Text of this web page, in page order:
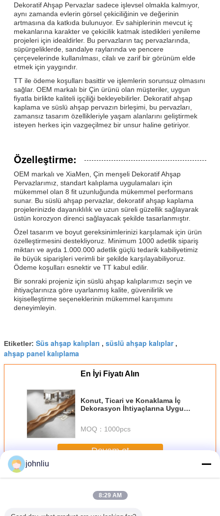
Dekoratif Ahşap Pervazlar sadece işlevsel olmakla kalmıyor,
aynı zamanda evlerin görsel çekiciliğinin ve değerinin
artmasına da katkıda bulunuyor. Ev sahiplerinin mevcut iç
mekanlarına karakter ve çekicilik katmak istedikleri yenileme
projeleri için idealdirler. Bu pervazların taç pervazlarında,
süpürgeliklerde, sandalye raylarında ve pencere
çerçevelerinde kullanılması, cilalı ve zarif bir görünüm elde
etmek için yaygındır.
TT ile ödeme koşulları basittir ve işlemlerin sorunsuz olmasını
sağlar. OEM markalı bir Çin ürünü olan müşteriler, uygun
fiyatla birlikte kaliteli işçiliği bekleyebilirler. Dekoratif ahşap
kaplama ve süslü ahşap pervazın birleşimi, bu pervazları,
zamansız tasarım özellikleriyle yaşam alanlarını geliştirmek
isteyen herkes için vazgeçilmez bir unsur haline getiriyor.
Özelleştirme:
OEM markalı ve XiaMen, Çin menşeli Dekoratif Ahşap
Pervazlarımız, standart kalıplama uygulamaları için
mükemmel olan 8 fit uzunluğunda mükemmel performans
sunar. Bu süslü ahşap pervazlar, dekoratif ahşap kaplama
projelerinizde dayanıklılık ve uzun süreli güzellik sağlayarak
üstün korozyon direnci sağlayacak şekilde tasarlanmıştır.
Özel tasarım ve boyut gereksinimlerinizi karşılamak için ürün
özelleştirmesini destekliyoruz. Minimum 1000 adetlik sipariş
miktarı ve ayda 1.000.000 adetlik güçlü tedarik kabiliyetimiz
ile büyük siparişleri verimli bir şekilde karşılayabiliyoruz.
Ödeme koşulları esnektir ve TT kabul edilir.
Bir sonraki projeniz için süslü ahşap kalıplarımızı seçin ve
ihtiyaçlarınıza göre uyarlanmış kalite, güvenilirlik ve
kişiselleştirme seçeneklerinin mükemmel karışımını
deneyimleyin.
Etiketler: Süs ahşap kalıpları , süslü ahşap kalıplar,
ahşap panel kalıplama
En İyi Fiyatı Alın
Konut, Ticari ve Konaklama İç
Dekorasyon İhtiyaçlarına Uygun
MOQ： 1000pcs
Devam et
DahaDekoratif Ahşap Kalıplar
johnliu
8:29 AM